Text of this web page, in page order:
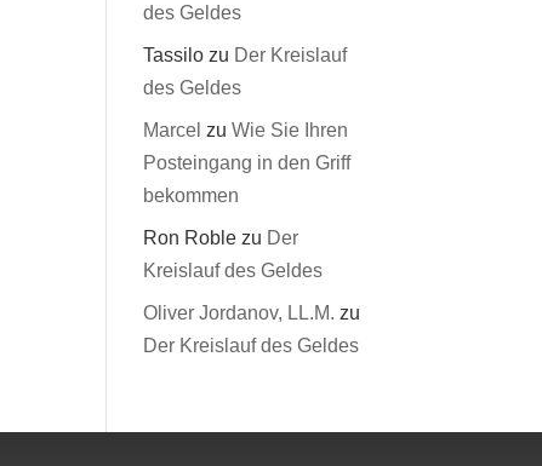
des Geldes
Tassilo zu Der Kreislauf
des Geldes
Marcel zuWie Sie Ihren
Posteingang in den Griff
bekommen
Ron Roble zu Der
Kreislauf des Geldes
Oliver Jordanov, LL.M. zu
Der Kreislauf des Geldes